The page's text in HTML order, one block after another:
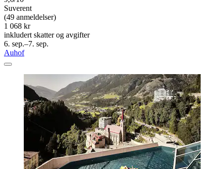
Suverent
(49 anmeldelser)
1 068 kr
inkludert skatter og avgifter
6. sep.–7. sep.
Auhof